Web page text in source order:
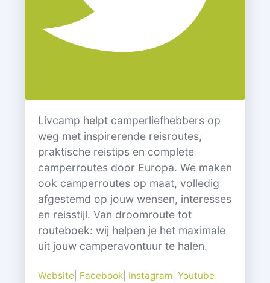
Livcamp helpt camperliefhebbers op
weg met inspirerende reisroutes,
praktische reistips en complete
camperroutes door Europa. We maken
ook camperroutes op maat, volledig
afgestemd op jouw wensen, interesses
en reisstijl. Van droomroute tot
routeboek: wij helpen je het maximale
uit jouw camperavontuur te halen.
Website| Facebook| Instagram| Youtube|